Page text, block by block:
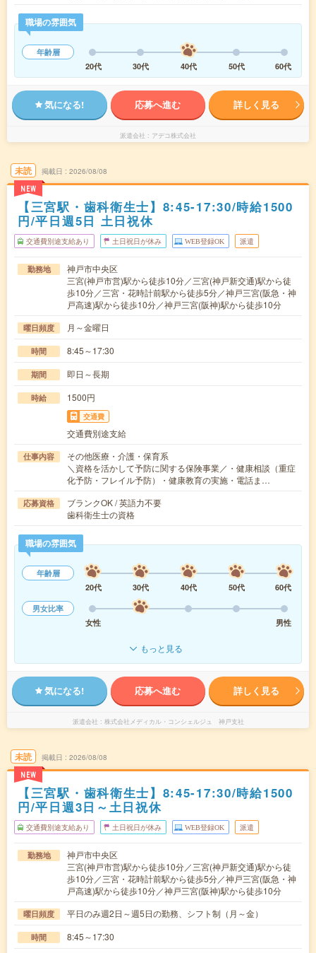
職場の雰囲気
年齢層
20代
30代 40代 50代 60代
気になる! 応募へ進む 詳しく見る
派遣会社 アデコ株式会社
未読
NEW
掲載日 2026/08/08
【三宮駅・歯科衛生士】8:45-17:30/時給1500
円/平日週5日 土日祝休
交通費別途支給あり 土日祝日が休み WEB登録OK 派遣
勤務地
神戸市中央区
三宮(神戸市営)駅から徒歩10分／三宮(神戸新交通)駅から徒
歩10分／三宮・花時計前駅から徒歩5分／神戸三宮(阪急・神
戸高速)駅から徒歩10分／神戸三宮(阪神)駅から徒歩10分
曜日頻度 月～金曜日
時間 8:45～17:30
期間 即日～長期
時給 1500円
交通費
交通費別途支給
仕事内容
その他医療・介護・保育系
＼資格を活かして予防に関する保険事業／・健康相談（重症
化予防・フレイル予防）・健康教育の実施・電話ま…
応募資格
ブランクOK / 英語力不要
歯科衛生士の資格
職場の雰囲気
年齢層
20代
30代 40代 50代
60代
男女比率
女性
男性
もっと見る
気になる! 応募へ進む 詳しく見る
派遣会社 株式会社メディカル・コンシェルジュ 神戸支社
未読
NEW
掲載日 2026/08/08
【三宮駅・歯科衛生士】8:45-17:30/時給1500
円/平日週3日～土日祝休
交通費別途支給あり 土日祝日が休み WEB登録OK 派遣
勤務地
神戸市中央区
三宮(神戸市営)駅から徒歩10分／三宮(神戸新交通)駅から徒
歩10分／三宮・花時計前駅から徒歩5分／神戸三宮(阪急・神
戸高速)駅から徒歩10分／神戸三宮(阪神)駅から徒歩10分
曜日頻度 平日のみ週2日～週5日の勤務、シフト制（月～金）
時間 8:45～17:30